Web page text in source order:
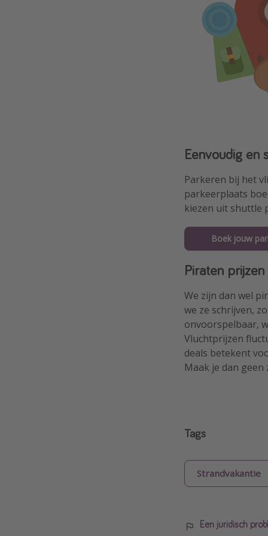
Eenvoudig en
Parkeren bij het
parkeerplaats
kiezen uit shuttle
Boek jouw
Piraten prijzen
We zijn dan wel
we ze schrijven,
onvoorspelbaar,
Vluchtprijzen
deals betekent
Maak je dan
Tags
Strandvakantie
Een juridisch